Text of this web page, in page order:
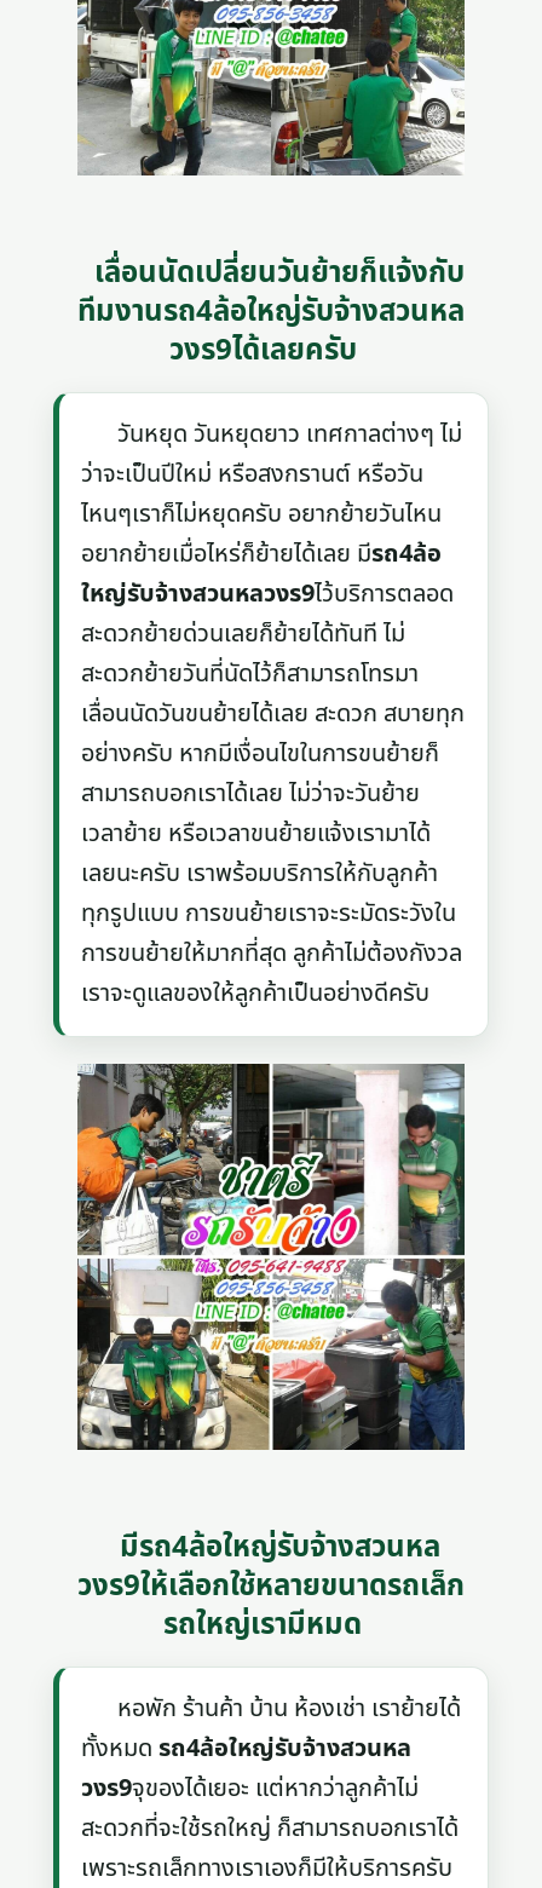
เลื่อนนัดเปลี่ยนวันย้ายก็แจ้งกับ
ทีมงานรถ4ล้อใหญ่รับจ้างสวนหล
วงร9ได้เลยครับ
วันหยุด วันหยุดยาว เทศกาลต่างๆ ไม่
ว่าจะเป็นปีใหม่ หรือสงกรานต์ หรือวัน
ไหนๆเราก็ไม่หยุดครับ อยากย้ายวันไหน
อยากย้ายเมื่อไหร่ก็ย้ายได้เลย มีรถ4ล้อ
ใหญ่รับจ้างสวนหลวงร9ไว้บริการตลอด
สะดวกย้ายด่วนเลยก็ย้ายได้ทันที ไม่
สะดวกย้ายวันที่นัดไว้ก็สามารถโทรมา
เลื่อนนัดวันขนย้ายได้เลย สะดวก สบายทุก
อย่างครับ หากมีเงื่อนไขในการขนย้ายก็
สามารถบอกเราได้เลย ไม่ว่าจะวันย้าย
เวลาย้าย หรือเวลาขนย้ายแจ้งเรามาได้
เลยนะครับ เราพร้อมบริการให้กับลูกค้า
ทุกรูปแบบ การขนย้ายเราจะระมัดระวังใน
การขนย้ายให้มากที่สุด ลูกค้าไม่ต้องกังวล
เราจะดูแลของให้ลูกค้าเป็นอย่างดีครับ
มีรถ4ล้อใหญ่รับจ้างสวนหล
วงร9ให้เลือกใช้หลายขนาดรถเล็ก
รถใหญ่เรามีหมด
หอพัก ร้านค้า บ้าน ห้องเช่า เราย้ายได้
ทั้งหมดรถ4ล้อใหญ่รับจ้างสวนหล
วงร9จุของได้เยอะ แต่หากว่าลูกค้าไม่
สะดวกที่จะใช้รถใหญ่ ก็สามารถบอกเราได้
เพราะรถเล็กทางเราเองก็มีให้บริการครับ